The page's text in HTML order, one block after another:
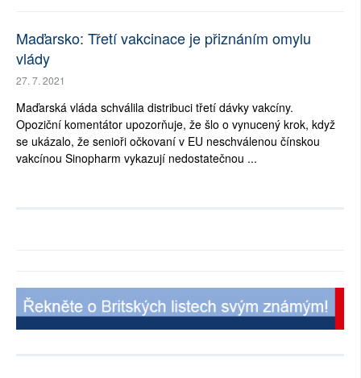
Maďarsko: Třetí vakcinace je přiznáním omylu
vlády
27. 7. 2021
Maďarská vláda schválila distribuci třetí dávky vakcíny.
Opoziční komentátor upozorňuje, že šlo o vynucený krok, když
se ukázalo, že senioři očkovaní v EU neschválenou čínskou
vakcínou Sinopharm vykazují nedostatečnou ...